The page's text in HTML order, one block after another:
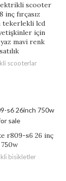
scooter
inç fırçasız
tekerlekli lcd
için
mavi renk
satılık
scooterlar
r809-s6 26 inç
750w
bi̇si̇kletler